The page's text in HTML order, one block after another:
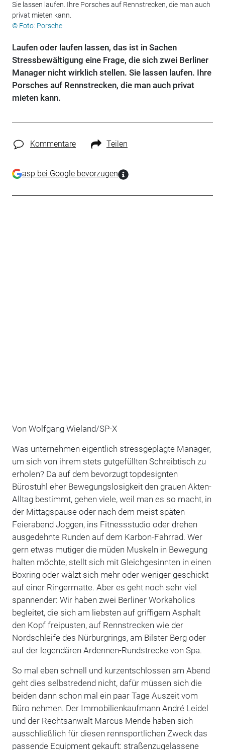
Sie lassen laufen. Ihre Porsches auf Rennstrecken, die man auch
privat mieten kann.
© Foto: Porsche
Laufen oder laufen lassen, das ist in Sachen
Stressbewältigung eine Frage, die sich zwei Berliner
Manager nicht wirklich stellen. Sie lassen laufen. Ihre
Porsches auf Rennstrecken, die man auch privat
mieten kann.
Kommentare Teilen
asp bei Google bevorzugen
Von Wolfgang Wieland/SP-X
Was unternehmen eigentlich stressgeplagte Manager,
um sich von ihrem stets gutgefüllten Schreibtisch zu
erholen? Da auf dem bevorzugt topdesignten
Bürostuhl eher Bewegungslosigkeit den grauen Akten-
Alltag bestimmt, gehen viele, weil man es so macht, in
der Mittagspause oder nach dem meist späten
Feierabend Joggen, ins Fitnessstudio oder drehen
ausgedehnte Runden auf dem Karbon-Fahrrad. Wer
gern etwas mutiger die müden Muskeln in Bewegung
halten möchte, stellt sich mit Gleichgesinnten in einen
Boxring oder wälzt sich mehr oder weniger geschickt
auf einer Ringermatte. Aber es geht noch sehr viel
spannender: Wir haben zwei Berliner Workaholics
begleitet, die sich am liebsten auf griffigem Asphalt
den Kopf freipusten, auf Rennstrecken wie der
Nordschleife des Nürburgrings, am Bilster Berg oder
auf der legendären Ardennen-Rundstrecke von Spa.
So mal eben schnell und kurzentschlossen am Abend
geht dies selbstredend nicht, dafür müssen sich die
beiden dann schon mal ein paar Tage Auszeit vom
Büro nehmen. Der Immobilienkaufmann André Leidel
und der Rechtsanwalt Marcus Mende haben sich
ausschließlich für diesen rennsportlichen Zweck das
passende Equipment gekauft: straßenzugelassene